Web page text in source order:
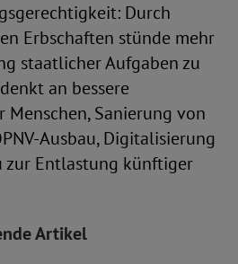
Durch
Erbschaften stünde mehr
staatlicher Aufgaben zu
an bessere
Sanierung von
Ausbau, Digitalisierung
zur Entlastung künftiger
Artikel